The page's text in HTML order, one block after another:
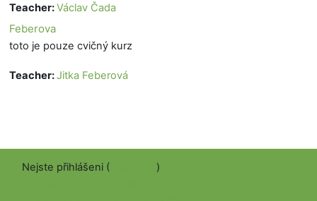
Teacher:Václav Čada
Feberova
toto je pouze cvičný kurz
Teacher:Jitka Feberová
Nejste přihlášeni (
)